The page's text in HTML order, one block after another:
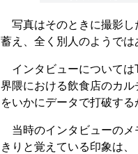
写真はそのときに撮影し
蓄え、全く別人のようでは
インタビューについては
界隈における飲食店のカ
をいかにデータで打破す
当時のインタビューのメ
きりと覚えている印象は、